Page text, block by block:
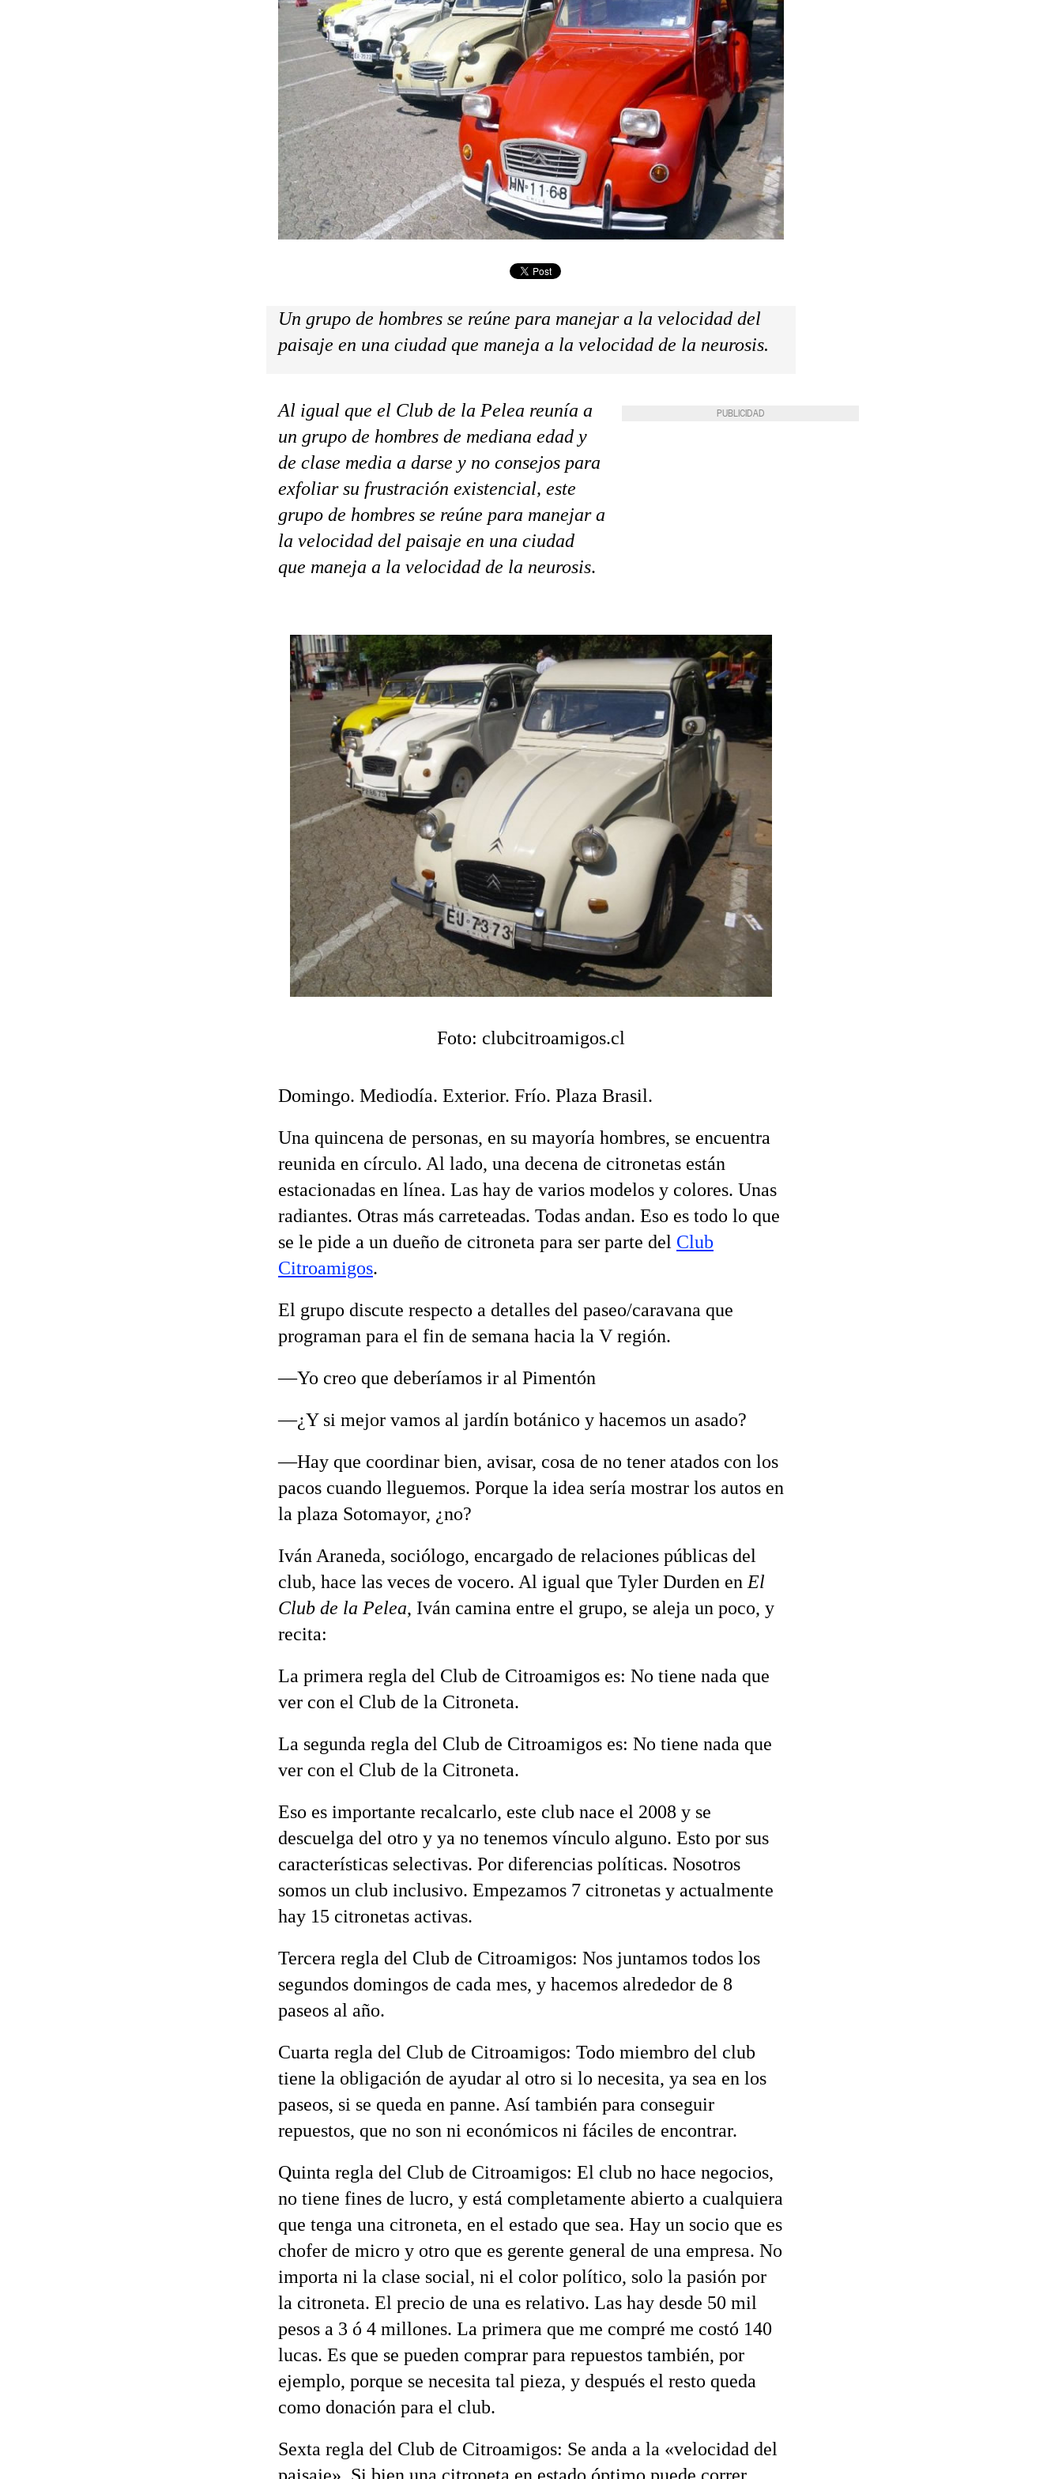
Un grupo de hombres se reúne para manejar a la velocidad del
paisaje en una ciudad que maneja a la velocidad de la neurosis.
PUBLICIDAD
Al igual que el Club de la Pelea reunía a
un grupo de hombres de mediana edad y
de clase media a darse y no consejos para
exfoliar su frustración existencial, este
grupo de hombres se reúne para manejar a
la velocidad del paisaje en una ciudad
que maneja a la velocidad de la neurosis.
Foto: clubcitroamigos.cl
Domingo. Mediodía. Exterior. Frío. Plaza Brasil.
Una quincena de personas, en su mayoría hombres, se encuentra
reunida en círculo. Al lado, una decena de citronetas están
estacionadas en línea. Las hay de varios modelos y colores. Unas
radiantes. Otras más carreteadas. Todas andan. Eso es todo lo que
se le pide a un dueño de citroneta para ser parte del Club
Citroamigos.
El grupo discute respecto a detalles del paseo/caravana que
programan para el fin de semana hacia la V región.
—Yo creo que deberíamos ir al Pimentón
—¿Y si mejor vamos al jardín botánico y hacemos un asado?
—Hay que coordinar bien, avisar, cosa de no tener atados con los
pacos cuando lleguemos. Porque la idea sería mostrar los autos en
la plaza Sotomayor, ¿no?
Iván Araneda, sociólogo, encargado de relaciones públicas del
club, hace las veces de vocero. Al igual que Tyler Durden en El
Club de la Pelea, Iván camina entre el grupo, se aleja un poco, y
recita:
La primera regla del Club de Citroamigos es: No tiene nada que
ver con el Club de la Citroneta.
La segunda regla del Club de Citroamigos es: No tiene nada que
ver con el Club de la Citroneta.
Eso es importante recalcarlo, este club nace el 2008 y se
descuelga del otro y ya no tenemos vínculo alguno. Esto por sus
características selectivas. Por diferencias políticas. Nosotros
somos un club inclusivo. Empezamos 7 citronetas y actualmente
hay 15 citronetas activas.
Tercera regla del Club de Citroamigos: Nos juntamos todos los
segundos domingos de cada mes, y hacemos alrededor de 8
paseos al año.
Cuarta regla del Club de Citroamigos: Todo miembro del club
tiene la obligación de ayudar al otro si lo necesita, ya sea en los
paseos, si se queda en panne. Así también para conseguir
repuestos, que no son ni económicos ni fáciles de encontrar.
Quinta regla del Club de Citroamigos: El club no hace negocios,
no tiene fines de lucro, y está completamente abierto a cualquiera
que tenga una citroneta, en el estado que sea. Hay un socio que es
chofer de micro y otro que es gerente general de una empresa. No
importa ni la clase social, ni el color político, solo la pasión por
la citroneta. El precio de una es relativo. Las hay desde 50 mil
pesos a 3 ó 4 millones. La primera que me compré me costó 140
lucas. Es que se pueden comprar para repuestos también, por
ejemplo, porque se necesita tal pieza, y después el resto queda
como donación para el club.
Sexta regla del Club de Citroamigos: Se anda a la «velocidad del
paisaje». Si bien una citroneta en estado óptimo puede correr